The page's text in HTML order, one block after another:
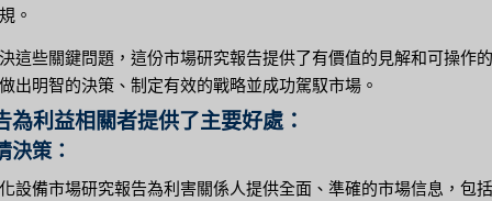
。
這些關鍵問題，這份市場研究報告提供了有價值的見解和可操作
出明智的決策、制定有效的戰略並成功駕馭市場。
為利益相關者提供了主要好處：
決策：
設備市場研究報告為利害關係人提供全面、準確的市場信息，包